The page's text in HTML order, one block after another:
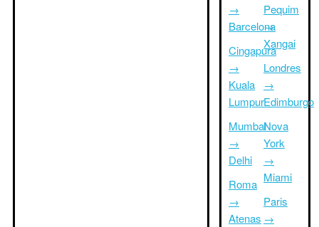
→
Barcelona
Cingapura
→
Kuala
Lumpur
Mumbai
→
Delhi
Roma
→
Atenas
Pequim
→
Xangai
Londres
→
Edimburgo
Nova
York
→
Miami
Paris
→